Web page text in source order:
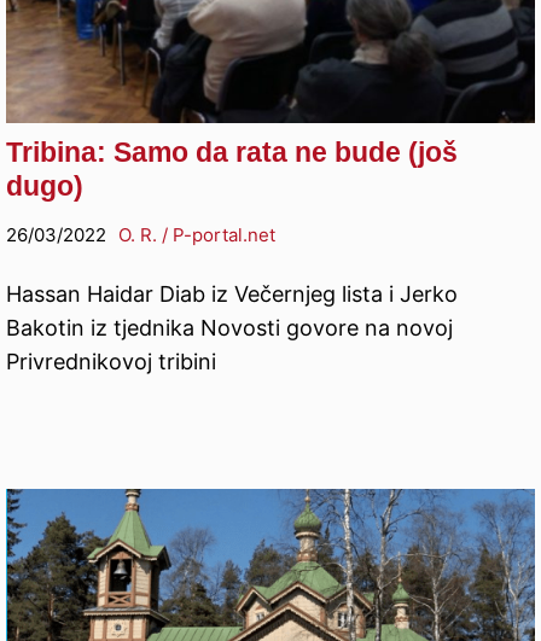
Tribina: Samo da rata ne bude (još
dugo)
26/03/2022 O. R. / P-portal.net
Hassan Haidar Diab iz Večernjeg lista i Jerko
Bakotin iz tjednika Novosti govore na novoj
Privrednikovoj tribini